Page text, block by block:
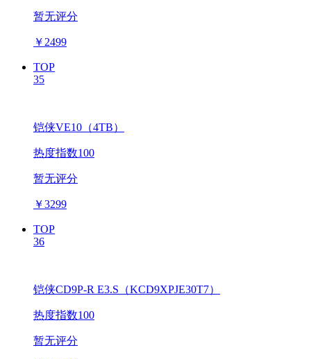
暂无评分
￥ 2499
TOP
35
铠侠VE10（4TB）
热度指数100
暂无评分
￥3299
TOP
36
铠侠CD9P-R E3.S（KCD9XPJE30T7）
热度指数100
暂无评分